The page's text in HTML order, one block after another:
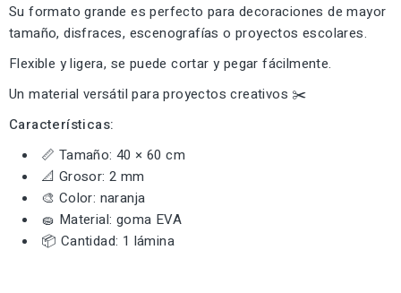
Su formato grande es perfecto para decoraciones de mayor
tamaño, disfraces, escenografías o proyectos escolares.
Flexible y ligera, se puede cortar y pegar fácilmente.
Un material versátil para proyectos creativos ✂️
Características:
📏 Tamaño: 40 × 60 cm
📐 Grosor: 2 mm
🎨 Color: naranja
🧽 Material: goma EVA
📦 Cantidad: 1 lámina